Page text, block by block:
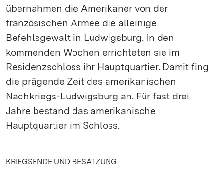
übernahmen die Amerikaner von der
französischen Armee die alleinige
Befehlsgewalt in Ludwigsburg. In den
kommenden Wochen errichteten sie im
Residenzschloss ihr Hauptquartier. Damit fing
die prägende Zeit des amerikanischen
Nachkriegs-Ludwigsburg an. Für fast drei
Jahre bestand das amerikanische
Hauptquartier im Schloss.
KRIEGSENDE UND BESATZUNG